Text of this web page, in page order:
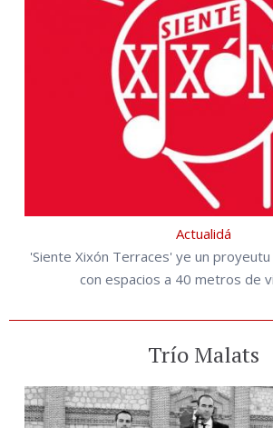
Actualidá
'Siente Xixón Terraces' ye un
con espacios a 40 metros de
Trío Malats